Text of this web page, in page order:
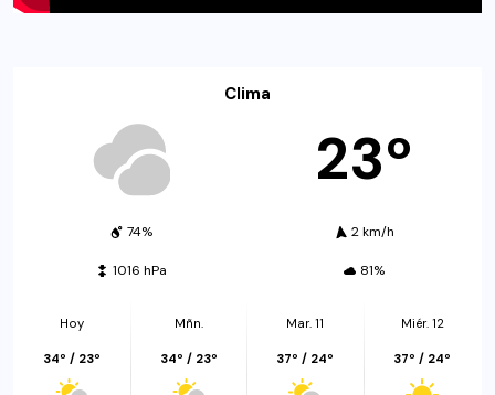
Clima
23º
74% 2 km/h
1016 hPa 81%
Hoy
34º / 23º
Mñn.
34º / 23º
Mar. 11
37º / 24º
Miér. 12
37º / 24º